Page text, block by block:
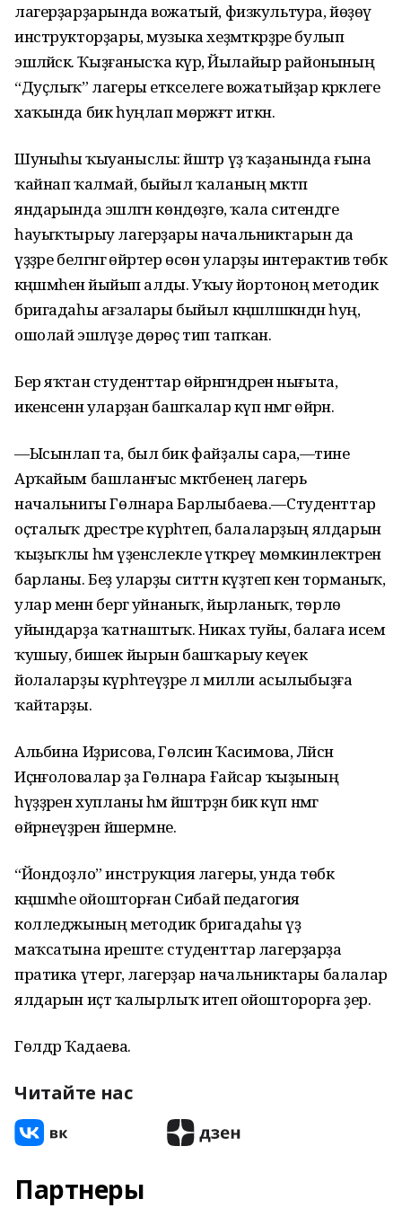
лагерҙарҙарында вожатый, физкультура, йөҙөү
инструкторҙары, музыка хеҙмәткәрҙәре булып
эшләйәсәк. Ҡыҙғанысҡа күрә, Йылайыр районының
“Дуҫлыҡ” лагеры етәкселеге вожатыйҙар кәрәклеге
хаҡында бик һуңлап мөрәжәғәт иткән.
Шуныһы ҡыуаныслы: йәштәр үҙ ҡаҙанында ғына
ҡайнап ҡалмай, быйыл ҡаланың мәктәп
яндарында эшләгән көндөҙгө, ҡала ситендәге
һауыҡтырыу лагерҙары начальниктарын да
үҙҙәре белгәнгә өйрәтер өсөн уларҙы интерактив төбәк
кәңәшмәһенә йыйып алды. Уҡыу йортоноң методик
бригадаһы ағзалары быйыл кәңәшләшкәндән һуң,
ошолай эшләүҙе дөрөҫ тип тапҡан.
Бер яҡтан студенттар өйрәнгәндәрен нығыта,
икенсенән уларҙан башҡалар күп нәмәгә өйрәнә.
—Ысынлап та, был бик файҙалы сара,—тине
Арҡайым башланғыс мәктәбенең лагерь
начальнигы Гөлнара Барлыбаева.—Студенттар
оҫталыҡ дәрестәре күрһәтеп, балаларҙың ялдарын
ҡыҙыҡлы һәм үҙенсәлекле үткәреү мөмкинлектәрен
барланы. Беҙ уларҙы ситтән күҙәтеп кенә торманыҡ,
улар менән бергә уйнаныҡ, йырланыҡ, төрлө
уйындарҙа ҡатнаштыҡ. Никах туйы, балаға исем
ҡушыу, бишек йырын башҡарыу кеүек
йолаларҙы күрһәтеүҙәре лә милли асылыбыҙға
ҡайтарҙы.
Альбина Иҙрисова, Гөлсинә Ҡасимова, Ләйсән
Иҫәнғоловалар ҙа Гөлнара Ғайсар ҡыҙының
һүҙҙәрен хупланы һәм йәштәрҙән бик күп нәмәгә
өйрәнеүҙәрен йәшермәне.
“Йондоҙло” инструкция лагеры, унда төбәк
кәңәшмәһе ойошторған Сибай педагогия
колледжының методик бригадаһы үҙ
маҡсатына иреште: студенттар лагерҙарҙа
пратика үтергә, лагерҙар начальниктары балалар
ялдарын иҫтә ҡалырлыҡ итеп ойошторорға әҙер.
Гөлдәр Ҡадаева.
Читайте нас
Партнеры